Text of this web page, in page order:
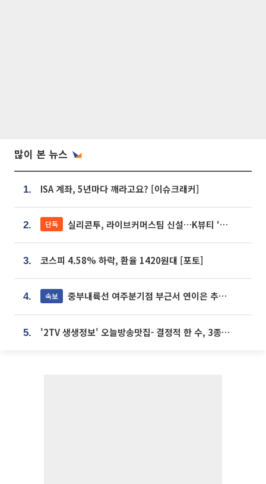
많이 본 뉴스
1. ISA 계좌, 5년마다 깨라고요? [이슈크래커]
2. 단독 실리콘투, 라이브커머스팀 신설…K뷰티 ‘글로벌 판매망’ 확대[K뷰티 라방戰]
3. 코스피 4.58% 하락, 환율 1420원대 [포토]
4. 속보 중부내륙선 여주분기점 부근서 연이은 추돌사고 발생
5. '2TV 생생정보' 오늘방송맛집- 결정적 한 수, 3종 메밀면! 메밀 소바 맛집 '의○○○○'